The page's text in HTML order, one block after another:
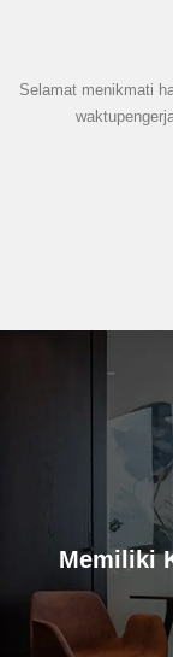
Selamat menikmati
Memiliki